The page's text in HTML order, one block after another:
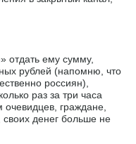
отдать ему сумму,
рублей (напомню, что
россиян),
раз за три часа
граждане,
денег больше не